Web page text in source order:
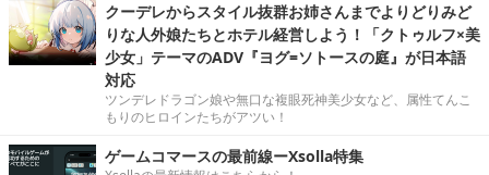
クーデレからスタイル抜群お姉さんまでよりどりみど
りな人外娘たちとホテル経営しよう！「クトゥルフ×美
少女」テーマのADV『ヨグ=ソトースの庭』が日本語
対応
ツンデレドラゴン娘や無口な複眼死神美少女など、属性てんこ
もりのヒロインたちがアツい！
ゲームコマースの最前線ーXsolla特集